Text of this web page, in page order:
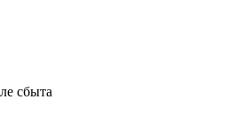
сбыта